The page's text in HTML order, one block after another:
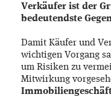
Verkäufer ist der
bedeutendste
Damit Käufer und
wichtigen Vorgang
um Risiken zu
Mitwirkung